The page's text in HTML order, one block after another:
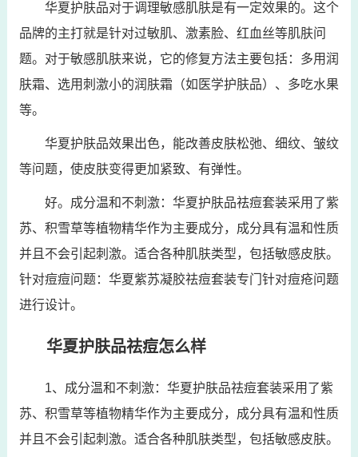
华夏护肤品对于调理敏感肌肤是有一定效果的。这个
品牌的主打就是针对过敏肌、激素脸、红血丝等肌肤问
题。对于敏感肌肤来说，它的修复方法主要包括：多用润
肤霜、选用刺激小的润肤霜（如医学护肤品）、多吃水果
等。
华夏护肤品效果出色，能改善皮肤松弛、细纹、皱纹
等问题，使皮肤变得更加紧致、有弹性。
好。成分温和不刺激：华夏护肤品祛痘套装采用了紫
苏、积雪草等植物精华作为主要成分，成分具有温和性质
并且不会引起刺激。适合各种肌肤类型，包括敏感皮肤。
针对痘痘问题：华夏紫苏凝胶祛痘套装专门针对痘疮问题
进行设计。
华夏护肤品祛痘怎么样
1、成分温和不刺激：华夏护肤品祛痘套装采用了紫
苏、积雪草等植物精华作为主要成分，成分具有温和性质
并且不会引起刺激。适合各种肌肤类型，包括敏感皮肤。